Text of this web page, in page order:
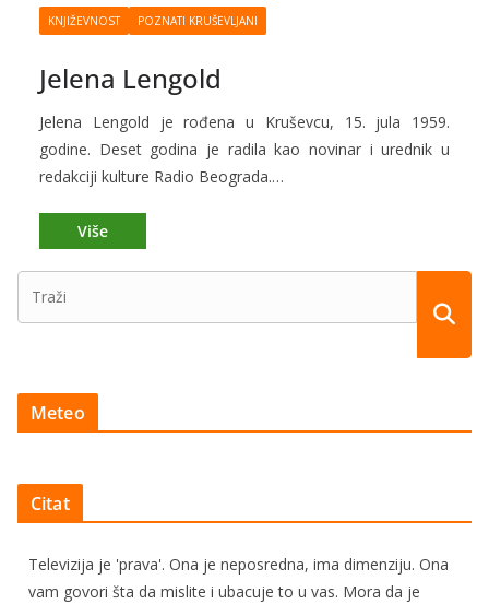
KNJIŽEVNOST POZNATI KRUŠEVLJANI
Jelena Lengold
Jelena Lengold je rođena u Kruševcu, 15. jula 1959.
godine. Deset godina je radila kao novinar i urednik u
redakciji kulture Radio Beograda.…
Meteo
Citat
Televizija je 'prava'. Ona je neposredna, ima dimenziju. Ona
vam govori šta da mislite i ubacuje to u vas. Mora da je